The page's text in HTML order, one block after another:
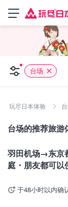
台场
玩尽日本体验
台场的推荐旅游
东京
羽田机场→东京
庭・朋友都可以
于48小时以内确